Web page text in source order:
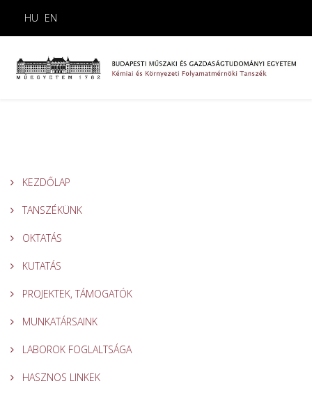
HU EN
KEZDŐLAP
TANSZÉKÜNK
OKTATÁS
KUTATÁS
PROJEKTEK, TÁMOGATÓK
MUNKATÁRSAINK
LABOROK FOGLALTSÁGA
HASZNOS LINKEK